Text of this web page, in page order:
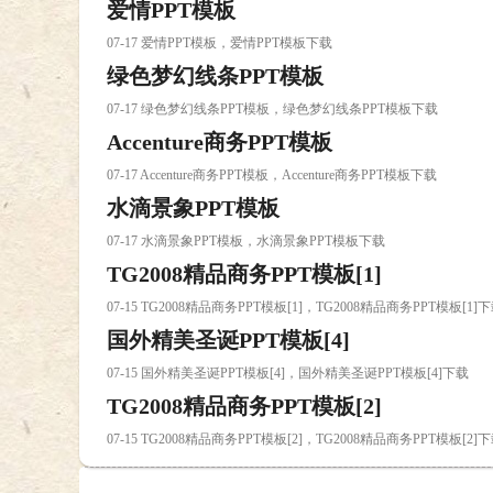
爱情PPT模板
07-17 爱情PPT模板，爱情PPT模板下载
绿色梦幻线条PPT模板
07-17 绿色梦幻线条PPT模板，绿色梦幻线条PPT模板下载
Accenture商务PPT模板
07-17 Accenture商务PPT模板，Accenture商务PPT模板下载
水滴景象PPT模板
07-17 水滴景象PPT模板，水滴景象PPT模板下载
TG2008精品商务PPT模板[1]
07-15 TG2008精品商务PPT模板[1]，TG2008精品商务PPT模板[1]
国外精美圣诞PPT模板[4]
07-15 国外精美圣诞PPT模板[4]，国外精美圣诞PPT模板[4]下载
TG2008精品商务PPT模板[2]
07-15 TG2008精品商务PPT模板[2]，TG2008精品商务PPT模板[2]